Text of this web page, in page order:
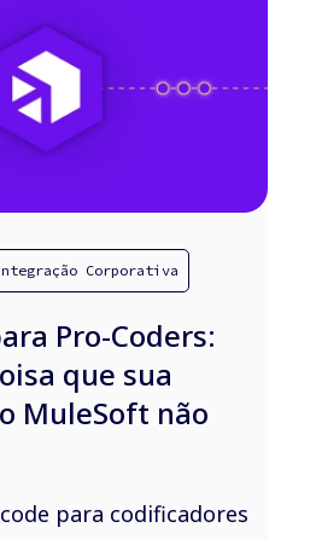
Corporativa
Pro-Coders:
que sua
MuleSoft não
para codificadores